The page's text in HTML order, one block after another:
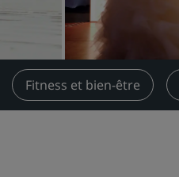
Fitness et bien-être